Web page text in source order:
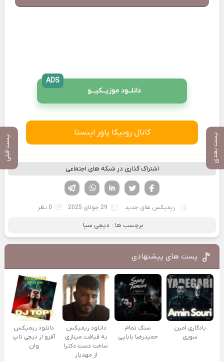
پست بعدی پست قبلی
دانلــود موزیــکیـــو
ADS
کانال روبیکا پاور اینستا
اشتراک گذاری در شبکه های اجتماعی
لینکدین تویتر
فیسوک
ریمیکس های جدید 29 جولای 2025 0 نظر
برچسب ها : دیجی سیا
پست های پیشنهادی
یادگاری امین
سوری
سنگ تمام
حمیدرضا بابایی
دانلود ریمیکس
به قیافت مینازی
ساخت دست دکترا
از مهدیار
دانلود ریمیکس
آفرو از ديجی تاپ
وان